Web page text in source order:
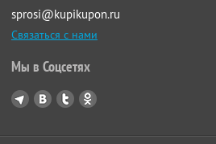
sprosi@kupikupon.ru
Связаться с нами
Мы в Соцсетях